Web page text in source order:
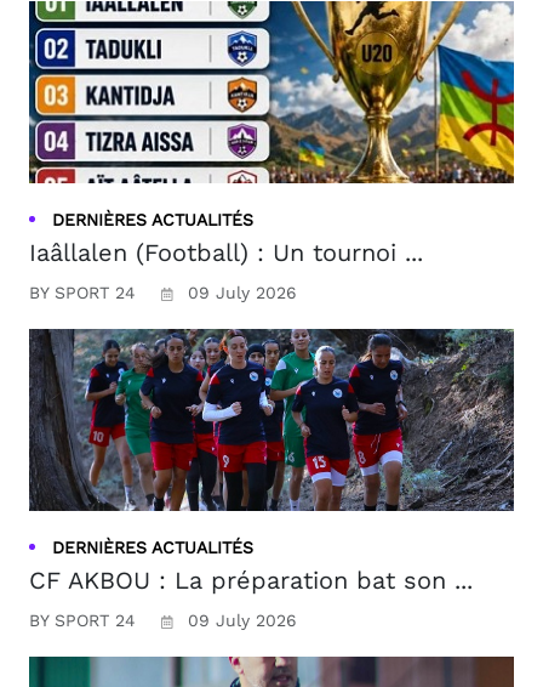
DERNIÈRES ACTUALITÉS
Iaâllalen (Football) : Un tournoi ...
BY SPORT 24 09 July 2026
DERNIÈRES ACTUALITÉS
CF AKBOU : La préparation bat son ...
BY SPORT 24 09 July 2026